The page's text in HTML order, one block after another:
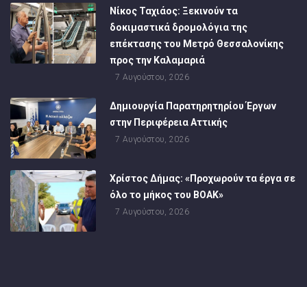
Νίκος Ταχιάος: Ξεκινούν τα
δοκιμαστικά δρομολόγια της
επέκτασης του Μετρό Θεσσαλονίκης
προς την Καλαμαριά
7 Αυγούστου, 2026
Δημιουργία Παρατηρητηρίου Έργων
στην Περιφέρεια Αττικής
7 Αυγούστου, 2026
Χρίστος Δήμας: «Προχωρούν τα έργα σε
όλο το μήκος του ΒΟΑΚ»
7 Αυγούστου, 2026